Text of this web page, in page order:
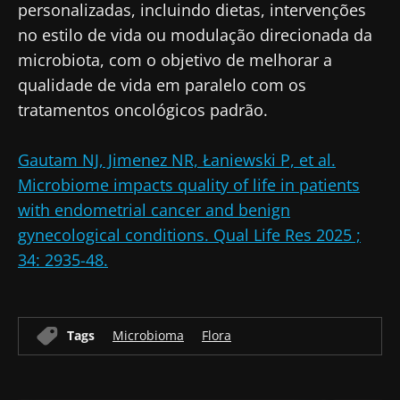
personalizadas, incluindo dietas, intervenções
no estilo de vida ou modulação direcionada da
microbiota, com o objetivo de melhorar a
qualidade de vida em paralelo com os
tratamentos oncológicos padrão.
Gautam NJ, Jimenez NR, Łaniewski P, et al.
Microbiome impacts quality of life in patients
with endometrial cancer and benign
gynecological conditions. Qual Life Res 2025 ;
34: 2935-48.
Tags Microbioma Flora
Redirecionamento
Você está prestes a ser redirecionado e
deixar nosso site
informado
Junte-se à comunidade de profissionais de
saúde e investigadores da Microbiota e
Magazine" para se manter atualizado com as
últimas notícias sobre a microbiota.
Gostaria de me inscrever para receber mais
informações sobre a Biocodex
Gostaria de me inscrever para receber mais
Eu li e aceito as
condições gerais de utilização
e apolítica de privacidadedo Biocodex
Microbiota Institute.
* Campo obrigatório
Descubra